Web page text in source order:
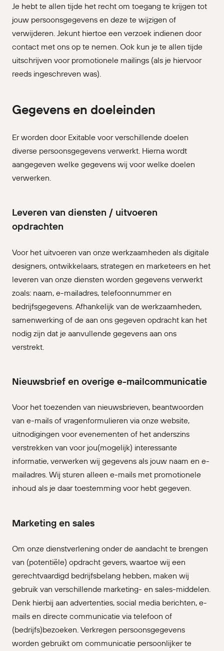
Je hebt te allen tijde het recht om toegang te krijgen tot
jouw persoonsgegevens en deze te wijzigen of
verwijderen. Jekunt hiertoe een verzoek indienen door
contact met ons op te nemen. Ook kun je te allen tijde
uitschrijven voor promotionele mailings (als je hiervoor
reeds ingeschreven was).
Gegevens en doeleinden
Er worden door Exitable voor verschillende doelen
diverse persoonsgegevens verwerkt. Hierna wordt
aangegeven welke gegevens wij voor welke doelen
verwerken.
Leveren van diensten / uitvoeren
opdrachten
Voor het uitvoeren van onze werkzaamheden als digitale
designers, ontwikkelaars, strategen en marketeers en het
leveren van onze diensten worden gegevens verwerkt
zoals: naam, e-mailadres, telefoonnummer en
bedrijfsgegevens. Afhankelijk van de werkzaamheden,
samenwerking of de aan ons gegeven opdracht kan het
nodig zijn dat je aanvullende gegevens aan ons
verstrekt.
Nieuwsbrief en overige e-mailcommunicatie
Voor het toezenden van nieuwsbrieven, beantwoorden
van e-mails of vragenformulieren via onze website,
uitnodigingen voor evenementen of het anderszins
verstrekken van voor jou(mogelijk) interessante
informatie, verwerken wij gegevens als jouw naam en e-
mailadres. Wij sturen alleen e-mails met promotionele
inhoud als je daar toestemming voor hebt gegeven.
Marketing en sales
Om onze dienstverlening onder de aandacht te brengen
van (potentiële) opdracht gevers, waartoe wij een
gerechtvaardigd bedrijfsbelang hebben, maken wij
gebruik van verschillende marketing- en sales-middelen.
Denk hierbij aan advertenties, social media berichten, e-
mails en directe communicatie via telefoon of
(bedrijfs)bezoeken. Verkregen persoonsgegevens
worden gebruikt om communicatie persoonlijker te